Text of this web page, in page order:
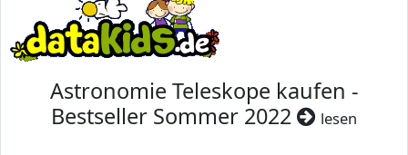
Astronomie Teleskope kaufen -
Bestseller Sommer 2022
lesen